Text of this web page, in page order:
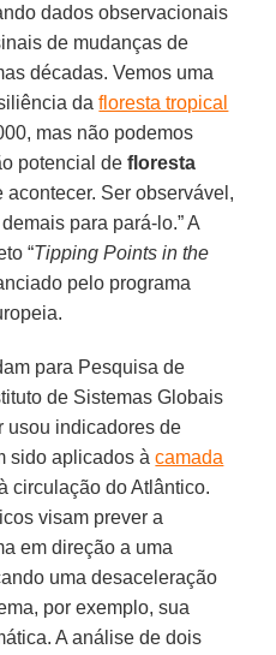
dados observacionais
de mudanças de
décadas. Vemos uma
dafloresta tropical
mas não podemos
potencial defloresta
acontecer. Ser observável,
para pará-lo.” A
“Tipping Points in the
pelo programa
para Pesquisa de
de Sistemas Globais
usou indicadores de
sido aplicados àcamada
circulação do Atlântico.
visam prever a
em direção a uma
uma desaceleração
por exemplo, sua
A análise de dois